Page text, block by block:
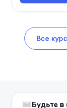
Все
Будьте в